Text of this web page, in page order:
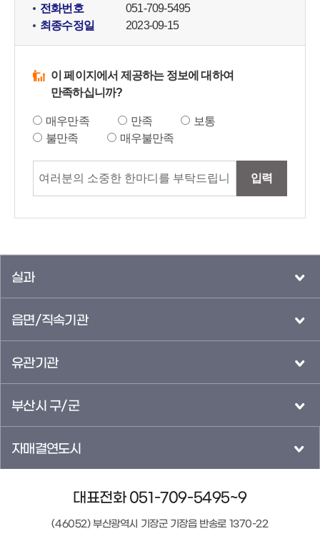
전화번호
051-709-5495
최종수정일
2023-09-15
이 페이지에서 제공하는 정보에 대하여
만족하십니까?
매우만족 만족
보통
불만족
매우불만족
입력
실과
읍면/직속기관
유관기관
부산시 구/군
자매결연도시
대표전화 051-709-5495~9
(46052) 부산광역시 기장군 기장읍 반송로 1370-22